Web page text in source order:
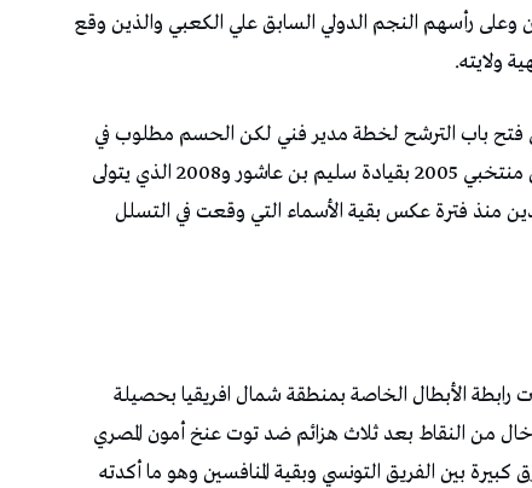
وعلى رأسهم النجم الدولي السابق علي الكعبي والذين وقع
ولايته.
إلى فتح باب الترشح لخطة مدير فني لكن الحسم مطلوب في
التعيينات على رأس المنتخبات الشابة والتي لا تشمل منتخبي 2005 بقيادة سليم بن عاشور و2008 الذي يتولى
منذ فترة عكس بقية الأسماء التي وقعت في التسلل
الأبطال الخاصة بمنطقة شمال افريقيا بحصيلة
من النقاط بعد ثلاث هزائم ضد توت عنخ أمون المصري
كبيرة بين الفريق التونسي وبقية المنافسين وهو ما أكدته